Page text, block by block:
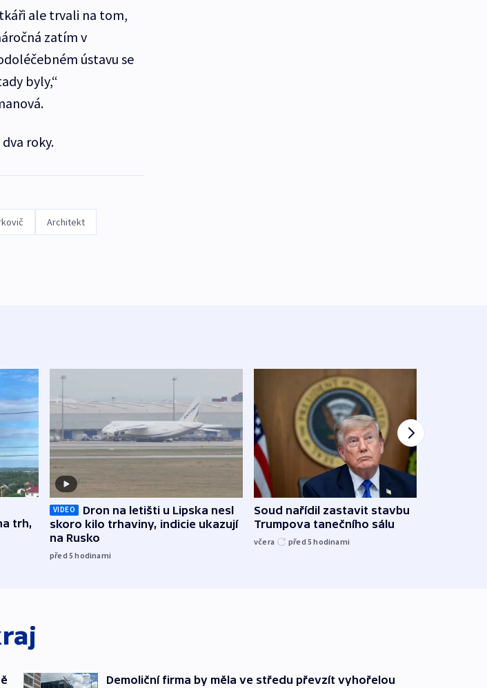
ale trvali na tom,
zatím v
ústavu se
byly,“
roky.
Architekt
trh,
VIDEO
Dron na letišti u Lipska nesl
skoro kilo trhaviny, indicie ukazují
na Rusko
před 5hodinami
Soud nařídil zastavit stavbu
Trumpova tanečního sálu
včera před 5hodinami
Demoliční firma by měla ve středu převzít vyhořelou